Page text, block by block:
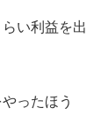
い利益を出
ったほう